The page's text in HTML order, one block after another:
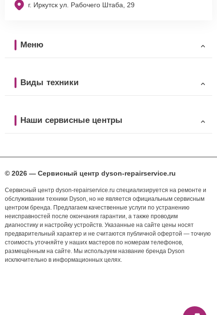
г. Иркутск ул. Рабочего Штаба, 29
Меню
Виды техники
Наши сервисные центры
© 2026 — Сервисный центр dyson-repairservice.ru
Сервисный центр dyson-repairservice.ru специализируется на ремонте и
обслуживании техники Dyson, но не является официальным сервисным
центром бренда. Предлагаем качественные услуги по устранению
неисправностей после окончания гарантии, а также проводим
диагностику и настройку устройств. Указанные на сайте цены носят
предварительный характер и не считаются публичной офертой — точную
стоимость уточняйте у наших мастеров по номерам телефонов,
размещённым на сайте. Мы используем название бренда Dyson
исключительно в информационных целях.